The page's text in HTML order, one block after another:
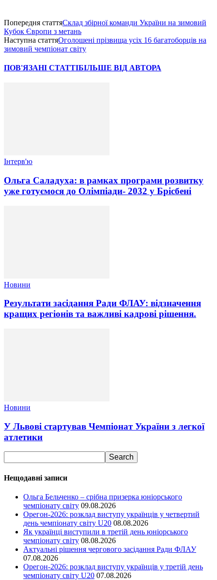
Попередня статтяСклад збірної команди України на зимовий
Кубок Європи з метань
Наступна статтяОголошені прізвища усіх 16 багатоборців на
зимовий чемпіонат світу
ПОВ'ЯЗАНІ СТАТТІБІЛЬШЕ ВІД АВТОРА
Інтерв'ю
Ольга Саладуха: в рамках програми розвитку
уже готуємося до Олімпіади- 2032 у Брісбені
Новини
Результати засідання Ради ФЛАУ: відзначення
кращих регіонів та важливі кадрові рішення.
Новини
У Львові стартував Чемпіонат України з легкої
атлетики
Нещодавні записи
Ольга Бельченко – срібна призерка юніорського
чемпіонату світу 09.08.2026
Орегон-2026: розклад виступу українців у четвертий
день чемпіонату світу U20 08.08.2026
Як українці виступили в третій день юніорського
чемпіонату світу 08.08.2026
Актуальні рішення чергового засідання Ради ФЛАУ
07.08.2026
Орегон-2026: розклад виступу українців у третій день
чемпіонату світу U20 07.08.2026